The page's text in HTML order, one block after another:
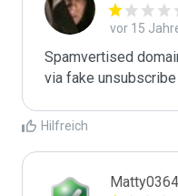
vor 15
Spamvertised
via fake
Hilfreich
Matty0364